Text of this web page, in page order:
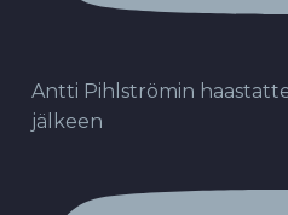
Antti Pihlströmin
jälkeen